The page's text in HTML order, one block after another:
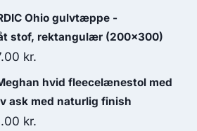
Ohio gulvtæppe -
stof, rektangulær (200x300)
kr.
hvid fleecelænestol med
ask med naturlig finish
kr.